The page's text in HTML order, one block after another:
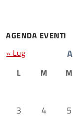
AGENDA EVENTI
L M M
3
4 5
« Lug